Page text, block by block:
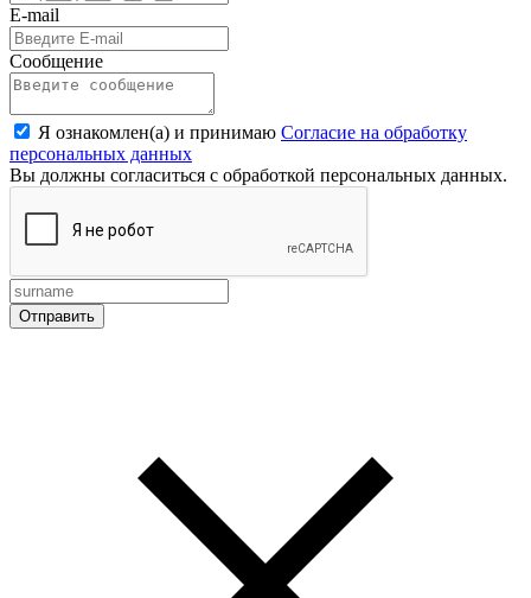
E-mail
Сообщение
Я ознакомлен(а) и принимаю Согласие на обработку
персональных данных
Вы должны согласиться с обработкой персональных данных.